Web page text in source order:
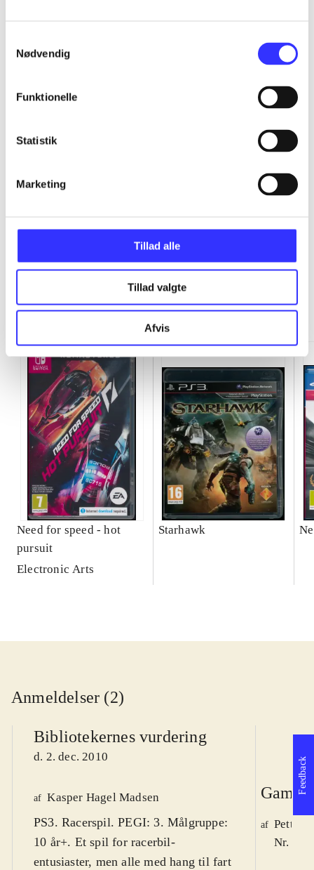
Nødvendig
Funktionelle
Statistik
Marketing
Tillad alle
Tillad valgte
Afvis
Minder om
Need for speed - hot
pursuit
Electronic Arts
Starhawk
Anmeldelser (2)
Bibliotekernes vurdering
d. 2. dec. 2010
af Kasper Hagel Madsen
PS3. Racerspil. PEGI: 3. Målgruppe:
10 år+. Et spil for racerbil-
entusiaster, men alle med hang til fart
Game
af Petter
Nr.
Feedback